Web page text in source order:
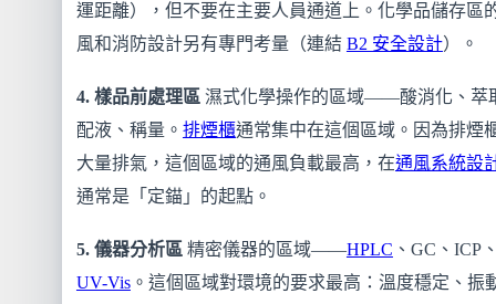
運距離），但不要在主要人員通道上。化學品儲存區
風和消防設計另有專門考量（連結 B2 安全設計）。
4. 樣品前處理區 濕式化學操作的區域——酸消化、萃
配液、稱量。 排煙櫃通常集中在這個區域。因為排煙
大量排氣，這個區域的通風負載最高，在通風系統設
通常是「定錨」的起點。
5. 儀器分析區 精密儀器的區域——HPLC 、GC、ICP
UV-Vis。這個區域對環境的要求最高：溫度穩定、振